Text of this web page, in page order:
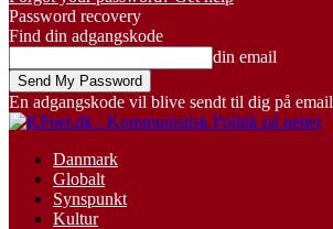
Password recovery
Find din adgangskode
din email
En adgangskode vil blive sendt til dig på email
Danmark
Globalt
Synspunkt
Kultur